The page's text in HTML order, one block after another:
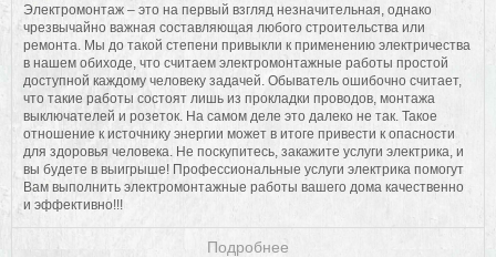
Электромонтаж – это на первый взгляд незначительная, однако
чрезвычайно важная составляющая любого строительства или
ремонта. Мы до такой степени привыкли к применению электричества
в нашем обиходе, что считаем электромонтажные работы простой
доступной каждому человеку задачей. Обыватель ошибочно считает,
что такие работы состоят лишь из прокладки проводов, монтажа
выключателей и розеток. На самом деле это далеко не так. Такое
отношение к источнику энергии может в итоге привести к опасности
для здоровья человека. Не поскупитесь, закажите услуги электрика, и
вы будете в выигрыше! Профессиональные услуги электрика помогут
Вам выполнить электромонтажные работы вашего дома качественно
и эффективно!!!
Подробнее